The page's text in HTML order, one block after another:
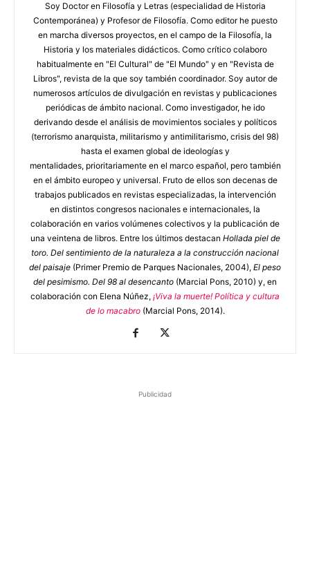
Soy Doctor en Filosofía y Letras (especialidad de Historia
Contemporánea) y Profesor de Filosofía. Como editor he puesto
en marcha diversos proyectos, en el campo de la Filosofía, la
Historia y los materiales didácticos. Como crítico colaboro
habitualmente en "El Cultural" de "El Mundo" y en "Revista de
Libros", revista de la que soy también coordinador. Soy autor de
numerosos artículos de divulgación en revistas y publicaciones
periódicas de ámbito nacional. Como investigador, he ido
derivando desde el análisis de movimientos sociales y políticos
(terrorismo anarquista, militarismo y antimilitarismo, crisis del 98)
hasta el examen global de ideologías y
mentalidades, prioritariamente en el marco español, pero también
en el ámbito europeo y universal. Fruto de ellos son decenas de
trabajos publicados en revistas especializadas, la intervención
en distintos congresos nacionales e internacionales, la
colaboración en varios volúmenes colectivos y la publicación de
una veintena de libros. Entre los últimos destacan Hollada piel de
toro. Del sentimiento de la naturaleza a la construcción nacional
del paisaje (Primer Premio de Parques Nacionales, 2004), El peso
del pesimismo. Del 98 al desencanto (Marcial Pons, 2010) y, en
colaboración con Elena Núñez, ¡Viva la muerte! Política y cultura
de lo macabro(Marcial Pons, 2014).
Publicidad